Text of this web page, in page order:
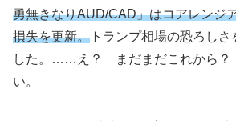
勇無きなりAUD/CAD」はコアレンジ
損失を更新。 トランプ相場の恐ろし
した。……え？ まだまだこれから？
い。